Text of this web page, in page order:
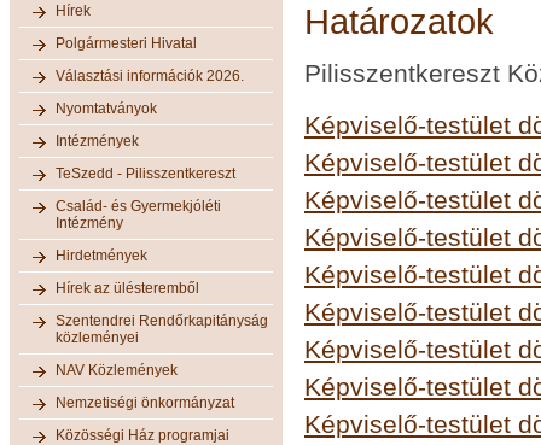
Hírek
Polgármesteri Hivatal
Választási információk 2026.
Nyomtatványok
Intézmények
TeSzedd - Pilisszentkereszt
Család- és Gyermekjóléti
Intézmény
Hirdetmények
Hírek az ülésteremből
Szentendrei Rendőrkapitányság
közleményei
NAV Közlemények
Nemzetiségi önkormányzat
Közösségi Ház programjai
Határozatok
Pilisszentkereszt
Képviselő-testület
Képviselő-testület
Képviselő-testület
Képviselő-testület
Képviselő-testület
Képviselő-testület
Képviselő-testület
Képviselő-testület
Képviselő-testület